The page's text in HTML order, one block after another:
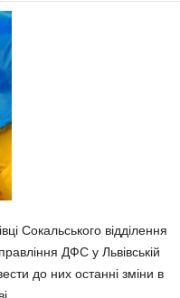
Сокальського відділення
ДФС у Львівській
до них останні зміни в